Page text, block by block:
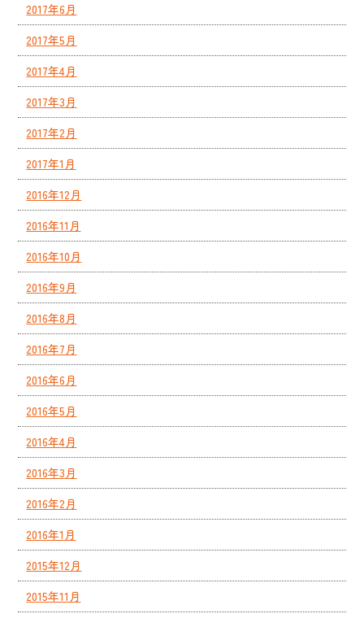
2017年6月
2017年5月
2017年4月
2017年3月
2017年2月
2017年1月
2016年12月
2016年11月
2016年10月
2016年9月
2016年8月
2016年7月
2016年6月
2016年5月
2016年4月
2016年3月
2016年2月
2016年1月
2015年12月
2015年11月